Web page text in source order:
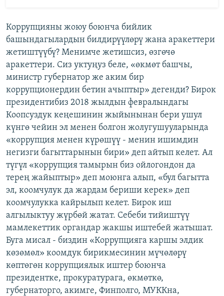
Коррупцияны жоюу боюнча бийлик
башындагылардын билдирүүлөрү жана аракеттери
жетиштүүбү? Менимче жетишсиз, өзгөчө
аракеттери. Сиз уктуңуз беле, «өкмөт башчы,
министр губернатор же аким бир
коррупционердин бетин ачыптыр» дегенди? Бирок
президентибиз 2018 жылдын февралындагы
Коопсуздук кеңешинин жыйынынан бери ушул
күнгө чейин эл менен болгон жолугушууларында
«коррупция менен күрөшүү - менин ишимдин
негизги багыттарынын бири» деп айтып келет. Ал
түгүл «коррупция тамырын биз ойлогондон да
терең жайыптыр» деп моюнга алып, «бул багытта
эл, коомчулук да жардам бериши керек» деп
коомчулукка кайрылып келет. Бирок иш
алгылыктуу жүрбөй жатат. Себеби тийиштүү
мамлекеттик органдар жакшы иштебей жатышат.
Буга мисал - биздин «Коррупцияга каршы элдик
көзөмөл» коомдук бирикмесинин мүчөлөрү
көптөгөн коррупциялык иштер боюнча
президентке, прокуратурага, өкмөткө,
губернаторго, акимге, Финполго, МУККна,